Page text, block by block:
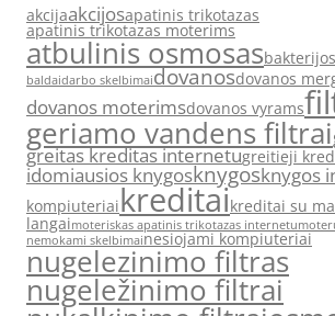
akcijaakcijosapatinis trikotazas
apatinis trikotazas moterims
atbulinis osmosas
baldaidarbo skelbimaidovanosdovanos
dovanos moterimsdovanos vyrams
geriamo vandens filtrai
greitas kreditas internetugreitieji
idomiausios knygosknygosknygos
kompiuteriaikreditaikreditai su
langaimoteriskas apatinis trikotazas internetu
nemokami skelbimainesiojami kompiuteriai
nugelezinimo filtras
nugeležinimo filtrai